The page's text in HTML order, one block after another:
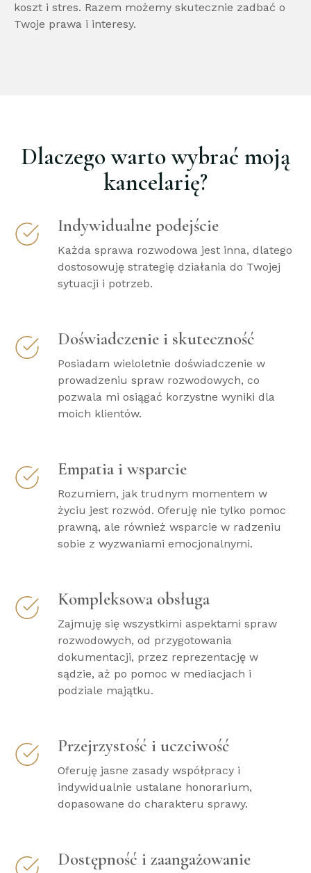
koszt i stres. Razem możemy skutecznie zadbać o
Twoje prawa i interesy.
Dlaczego warto wybrać moją
kancelarię?
Indywidualne podejście
Każda sprawa rozwodowa jest inna, dlatego
dostosowuję strategię działania do Twojej
sytuacji i potrzeb.
Doświadczenie i skuteczność
Posiadam wieloletnie doświadczenie w
prowadzeniu spraw rozwodowych, co
pozwala mi osiągać korzystne wyniki dla
moich klientów.
Empatia i wsparcie
Rozumiem, jak trudnym momentem w
życiu jest rozwód. Oferuję nie tylko pomoc
prawną, ale również wsparcie w radzeniu
sobie z wyzwaniami emocjonalnymi.
Kompleksowa obsługa
Zajmuję się wszystkimi aspektami spraw
rozwodowych, od przygotowania
dokumentacji, przez reprezentację w
sądzie, aż po pomoc w mediacjach i
podziale majątku.
Przejrzystość i uczciwość
Oferuję jasne zasady współpracy i
indywidualnie ustalane honorarium,
dopasowane do charakteru sprawy.
Dostępność i zaangażowanie